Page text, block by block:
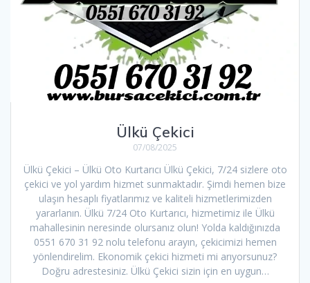
Ülkü Çekici
07/08/2025
Ülkü Çekici – Ülkü Oto Kurtarıcı Ülkü Çekici, 7/24 sizlere oto
çekici ve yol yardım hizmet sunmaktadır. Şimdi hemen bize
ulaşın hesaplı fiyatlarımız ve kaliteli hizmetlerimizden
yararlanın. Ülkü 7/24 Oto Kurtarıcı, hizmetimiz ile Ülkü
mahallesinin neresinde olursanız olun! Yolda kaldığınızda
0551 670 31 92 nolu telefonu arayın, çekicimizi hemen
yönlendirelim. Ekonomik çekici hizmeti mi arıyorsunuz?
Doğru adrestesiniz. Ülkü Çekici sizin için en uygun…